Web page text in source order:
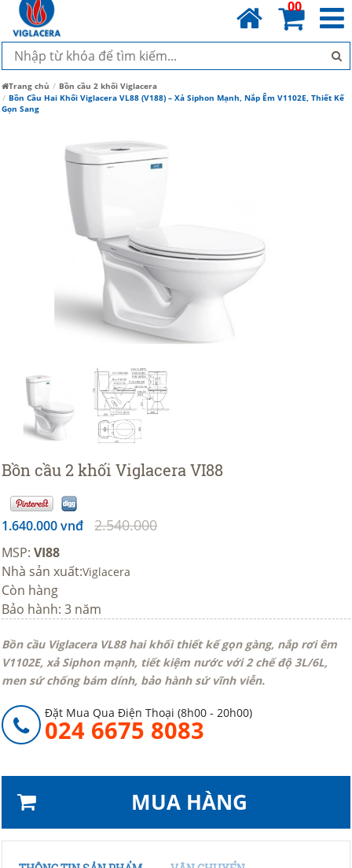
00
Trang chủ
Bồn cầu 2 khối Viglacera
Bồn Cầu Hai Khối Viglacera VL88 (V188) – Xả Siphon Mạnh, Nắp Êm V1102E, Thiết Kế
Gọn Sang
Bồn cầu 2 khối Viglacera VI88
1.640.000 vnđ 2.540.000
MSP: VI88
Nhà sản xuất:Viglacera
Còn hàng
Bảo hành: 3 năm
Bồn cầu Viglacera VL88 hai khối thiết kế gọn gàng, nắp rơi êm
V1102E, xả Siphon mạnh, tiết kiệm nước với 2 chế độ 3L/6L,
men sứ chống bám dính, bảo hành sứ vĩnh viễn.
Đặt Mua Qua Điện Thoại (8h00 - 20h00)
024 6675 8083
MUA HÀNG